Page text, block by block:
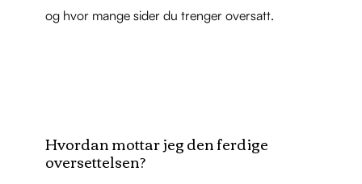
og hvor mange sider du trenger oversatt.
Hvordan mottar jeg den ferdige
oversettelsen?